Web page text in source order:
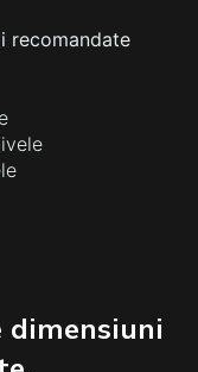
recomandate
dimensiuni